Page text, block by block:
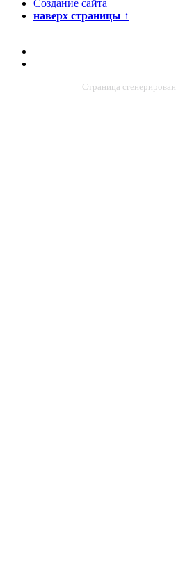
Создание сайта
наверх страницы ↑
Страница